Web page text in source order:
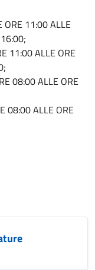
ORE 11:00 ALLE
11:00 ALLE ORE
08:00 ALLE ORE
08:00 ALLE ORE